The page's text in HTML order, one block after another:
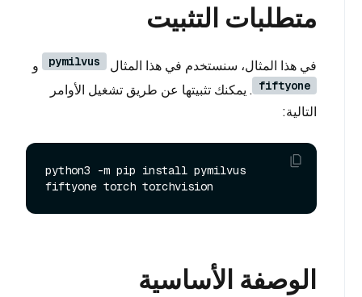
متطلبات التثبيت
في هذا المثال، سنستخدم في هذا المثال pymilvus و
fiftyone . يمكنك تثبيتها عن طريق تشغيل الأوامر
التالية:
python3 -m pip install pymilvus
الوصفة الأساسية